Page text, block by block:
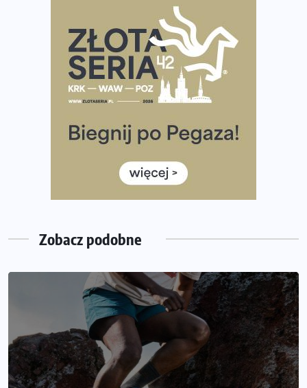
Rozbiegany Olsztyn szykuje się na weekend z
półmaratonem
Już w tę sobotę 35. Bieg Powstania Warszawskiego.
Wystartuje rekordowa liczba uczestników
35. Bieg Powstania Warszawskiego – praktyczny
Ile razy w tygodniu biegać? 3 treningi wystarczą? Jak
często biegać, żeby robić postępy
Już w ten weekend! Przed nami Nocny Portowy Maraton
i Półmaraton Szczeciński. Wszystko, co warto wiedzieć
Zobacz podobne
INFORMACJE PRASOWE